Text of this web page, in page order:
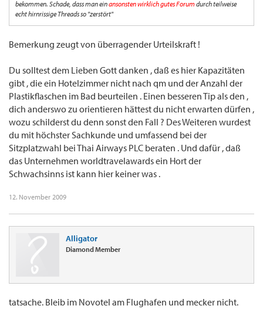
bekommen. Schade, dass man einansonsten wirklich gutes Forum durch teilweise
echt hirnrissige Threads so "zerstört"
Bemerkung zeugt von überragender Urteilskraft !
Du solltest dem Lieben Gott danken , daß es hier Kapazitäten
gibt , die ein Hotelzimmer nicht nach qm und der Anzahl der
Plastikflaschen im Bad beurteilen . Einen besseren Tip als den ,
dich anderswo zu orientieren hättest du nicht erwarten dürfen ,
wozu schilderst du denn sonst den Fall ? Des Weiteren wurdest
du mit höchster Sachkunde und umfassend bei der
Sitzplatzwahl bei Thai Airways PLC beraten . Und dafür , daß
das Unternehmen worldtravelawards ein Hort der
Schwachsinns ist kann hier keiner was .
12. November 2009
Alligator
Diamond Member
tatsache. Bleib im Novotel am Flughafen und mecker nicht.